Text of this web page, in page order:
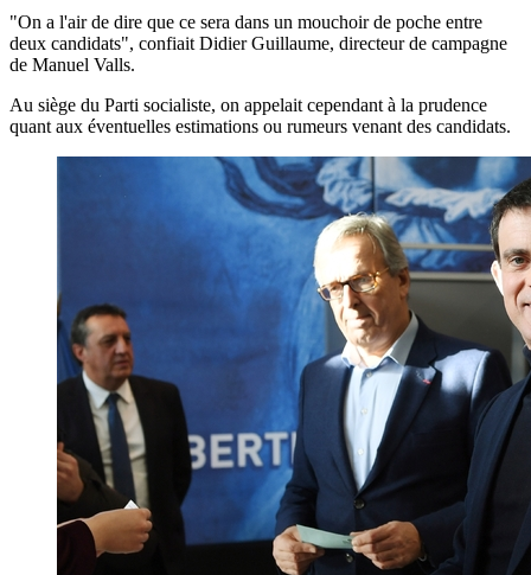
"On a l'air de dire que ce sera dans un mouchoir de poche entre
deux candidats", confiait Didier Guillaume, directeur de campagne
de Manuel Valls.
Au siège du Parti socialiste, on appelait cependant à la prudence
quant aux éventuelles estimations ou rumeurs venant des candidats.